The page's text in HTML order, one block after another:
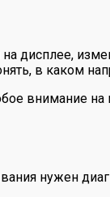
дисплее,
в каком
внимание
нужен